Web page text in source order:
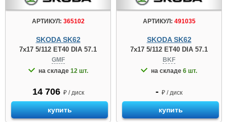
АРТИКУЛ: 365102
SKODA SK62
7x17 5/112 ET40 DIA 57.1
GMF
на складе 12 шт.
14 706 ₽ / диск
купить
АРТИКУЛ: 491035
SKODA SK62
7x17 5/112 ET40 DIA 57.1
BKF
на складе 6 шт.
- ₽ / диск
купить